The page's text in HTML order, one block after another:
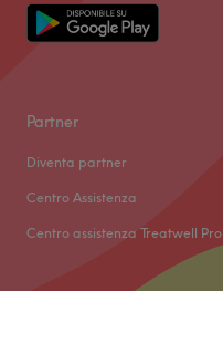
Partner
Diventa partner
Centro Assistenza
Centro assistenza Treatwell Pro